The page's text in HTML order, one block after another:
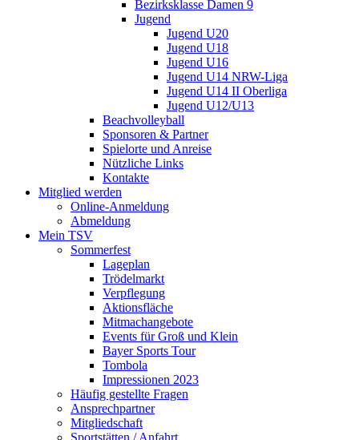
Bezirksklasse Damen 9
Jugend
Jugend U20
Jugend U18
Jugend U16
Jugend U14 NRW-Liga
Jugend U14 II Oberliga
Jugend U12/U13
Beachvolleyball
Sponsoren & Partner
Spielorte und Anreise
Nützliche Links
Kontakte
Mitglied werden
Online-Anmeldung
Abmeldung
Mein TSV
Sommerfest
Lageplan
Trödelmarkt
Verpflegung
Aktionsfläche
Mitmachangebote
Events für Groß und Klein
Bayer Sports Tour
Tombola
Impressionen 2023
Häufig gestellte Fragen
Ansprechpartner
Mitgliedschaft
Sportstätten / Anfahrt